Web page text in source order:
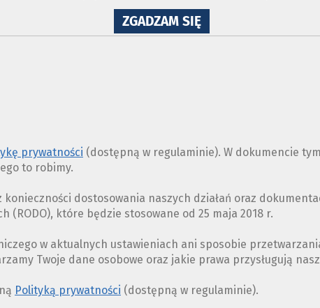
ZGADZAM SIĘNA
WYKORZYSTANIE
prywatności (dostępną w regulaminie). W dokumencie
to robimy.
dostosowania naszych działań oraz
(RODO), które będzie stosowane od 25 maja 2018 r.
w aktualnych ustawieniach ani sposobie
Twoje dane osobowe oraz jakie prawa przysługują
Polityką prywatności (dostępną w regulaminie).